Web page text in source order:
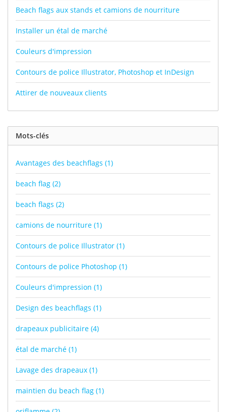
Beach flags aux stands et camions de nourriture
Installer un étal de marché
Couleurs d'impression
Contours de police Illustrator, Photoshop et InDesign
Attirer de nouveaux clients
Mots-clés
Avantages des beachflags (1)
beach flag (2)
beach flags (2)
camions de nourriture (1)
Contours de police Illustrator (1)
Contours de police Photoshop (1)
Couleurs d'impression (1)
Design des beachflags (1)
drapeaux publicitaire (4)
étal de marché (1)
Lavage des drapeaux (1)
maintien du beach flag (1)